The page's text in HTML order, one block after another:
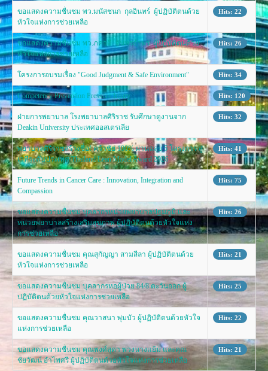
ขอแสดงความชื่นชม พว.มนัสชนก กุลอินทร์ ผู้ปฏิบัติตนด้วย
หัวใจแห่งการช่วยเหลือ
Hits: 22
ขอแสดงความชื่นชม พว.ภควดี จันทรอำพร ผู้ปฏิบัติตนด้วย
หัวใจแห่งการช่วยเหลือ
Hits: 26
โครงการอบรมเรื่อง "Good Judgment & Safe Environment" Hits: 34
Competency Prevention Pressure Injury Hits: 120
ฝ่ายการพยาบาล โรงพยาบาลศิริราช รับศึกษาดูงานจาก
Deakin University ประเทศออสเตรเลีย
Hits: 32
พยาบาลศิริราชสร้างชื่อ! คว้าชัย 100% ผ่านฉลุย 5 โครงการ สู่
เวทีระดับประเทศ Thailand Lean Model Award 2026
Hits: 41
Future Trends in Cancer Care : Innovation, Integration and
Compassion
Hits: 75
ขอแสดงความชื่นชม บุคลากรหน่วยพยาบาลปฐมภูมิ และ
หน่วยพยาบาลสร้างเสริมสุขภาพ ผู้ปฏิบัติตนด้วยหัวใจแห่ง
การช่วยเหลือ
Hits: 26
ขอแสดงความชื่นชม คุณสุกัญญา สามสีลา ผู้ปฏิบัติตนด้วย
หัวใจแห่งการช่วยเหลือ
Hits: 21
ขอแสดงความชื่นชม บุคลากรหอผู้ป่วย 84/8 ตะวันออก ผู้
ปฏิบัติตนด้วยหัวใจแห่งการช่วยเหลือ
Hits: 25
ขอแสดงความชื่นชม คุณวาสนา พุ่มบัว ผู้ปฏิบัติตนด้วยหัวใจ
แห่งการช่วยเหลือ
Hits: 22
ขอแสดงความชื่นชม คุณพงศ์สุดา พวงนางแย้ม และคุณ
ชัยวัฒน์ อำไพศรี ผู้ปฏิบัติตนด้วยหัวใจแห่งการช่วยเหลือ
Hits: 21